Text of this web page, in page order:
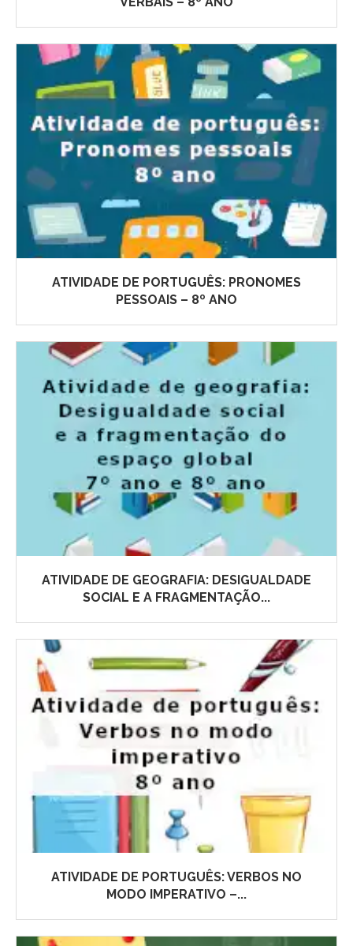
ATIVIDADE DE PORTUGUÊS: PRONOMES
PESSOAIS – 8º ANO
ATIVIDADE DE GEOGRAFIA: DESIGUALDADE
SOCIAL E A FRAGMENTAÇÃO...
ATIVIDADE DE PORTUGUÊS: VERBOS NO
MODO IMPERATIVO –...